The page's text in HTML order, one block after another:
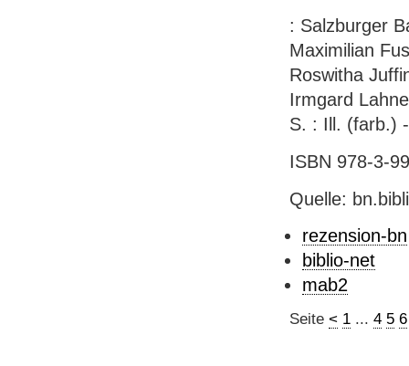
: Salzburger
Maximilian
Roswitha
Irmgard
S. : Ill. (farb.)
ISBN 978-3-
Quelle:
rezension-bn
biblio-net
mab2
Seite < 1... 4 5 6